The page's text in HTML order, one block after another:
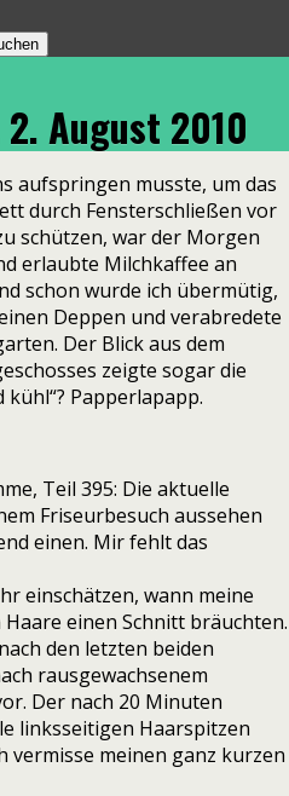
August 2010
aufspringen musste, um das
durch Fensterschließen vor
schützen, war der Morgen
erlaubte Milchkaffee an
schon wurde ich übermütig,
Deppen und verabredete
Der Blick aus dem
zeigte sogar die
Papperlapapp.
Teil 395: Die aktuelle
Friseurbesuch aussehen
einen. Mir fehlt das
einschätzen, wann meine
einen Schnitt bräuchten.
den letzten beiden
rausgewachsenem
Der nach 20 Minuten
linksseitigen Haarspitzen
vermisse meinen ganz kurzen